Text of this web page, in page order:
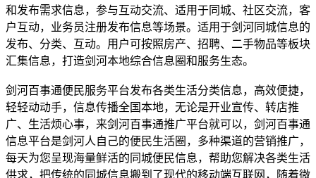
和发布需求信息，参与互动交流、适用于同城、社区交流，客
户互动，业务员注册发布信息等场景。适用于剑河同城信息的
发布、分类、互动。用户可按照房产、招聘、二手物品等板块
汇集信息，打造剑河本地综合信息圈和服务生态。
剑河百事通便民服务平台发布各类生活分类信息，高效便捷，
轻轻动动手，信息传播全国本地，无论是开业宣传、转店推
广、生活烦心事，来剑河百事通推广平台就可以，剑河百事通
信息平台是剑河人自己的便民生活圈，多种渠道的营销推广，
每天为您呈现海量鲜活的同城便民信息，帮助您解决各类生活
供求，把传统的同城信息搬到了现代的移动端互联网，随着微